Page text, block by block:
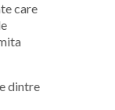
care
dintre